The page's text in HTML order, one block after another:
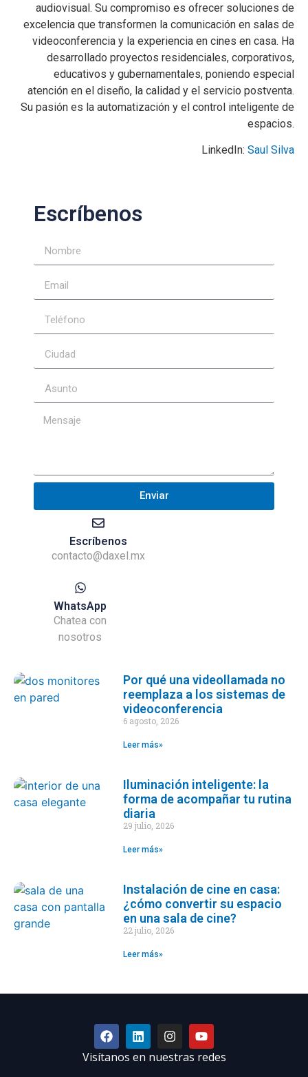
audiovisual. Su compromiso es ofrecer soluciones de
excelencia que transformen la comunicación en salas de
videoconferencia y la experiencia en cines en casa. Ha
desarrollado proyectos residenciales, corporativos,
educativos y gubernamentales, poniendo especial
atención en el diseño, la calidad y el servicio postventa.
Su pasión es la automatización y el control inteligente de
espacios.
LinkedIn: Saul Silva
Escríbenos
Enviar
Escríbenos
contacto@daxel.mx
WhatsApp
Chatea con
nosotros
Por qué una videollamada no
reemplaza a los sistemas de
videoconferencia
6 agosto, 2026
Leer más»
Iluminación inteligente: la
forma de acompañar tu rutina
diaria
29 julio, 2026
Leer más»
Instalación de cine en casa:
¿cómo convertir su espacio
en una sala de cine?
22 julio, 2026
Leer más»
Visítanos en nuestras redes